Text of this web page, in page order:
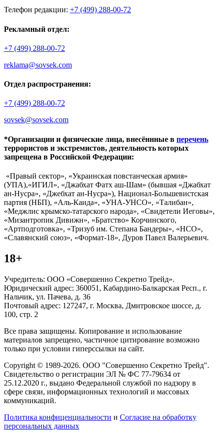
Телефон редакции: +7 (499) 288-00-72
Рекламный отдел:
+7 (499) 288-00-72
reklama@sovsek.com
Отдел распространения:
+7 (499) 288-00-72
sovsek@sovsek.com
*Организации и физические лица, внесённные в перечень
террористов и экстремистов, деятельность которых
запрещена в Российской Федерации:
«Правый сектор», «Украинская повстанческая армия»
(УПА),«ИГИЛ», «Джабхат Фатх аш-Шам» (бывшая «Джабхат
ан-Нусра», «Джебхат ан-Нусра»), Национал-Большевистская
партия (НБП), «Аль-Каида», «УНА-УНСО», «Талибан»,
«Меджлис крымско-татарского народа», «Свидетели Иеговы»,
«Мизантропик Дивижн», «Братство» Корчинского,
«Артподготовка», «Тризуб им. Степана Бандеры», «НСО»,
«Славянский союз», «Формат-18», Дуров Павел Валерьевич.
18+
Учредитель: ООО «Совершенно Секретно Трейд».
Юридический адрес: 360051, Кабардино-Балкарская Респ., г.
Нальчик, ул. Пачева, д. 36
Почтовый адрес: 127247, г. Москва, Дмитровское шоссе, д.
100, стр. 2
Все права защищены. Копирование и использование
материалов запрещено, частичное цитирование возможно
только при условии гиперссылки на сайт.
Copyright © 1989-2026. ООО "Совершенно Секретно Трейд".
Свидетельство о регистрации ЭЛ № ФС 77-79634 от
25.12.2020 г., выдано Федеральной службой по надзору в
сфере связи, информационных технологий и массовых
коммуникаций.
Политика конфиценциальности и Согласие на обработку
персональных данных